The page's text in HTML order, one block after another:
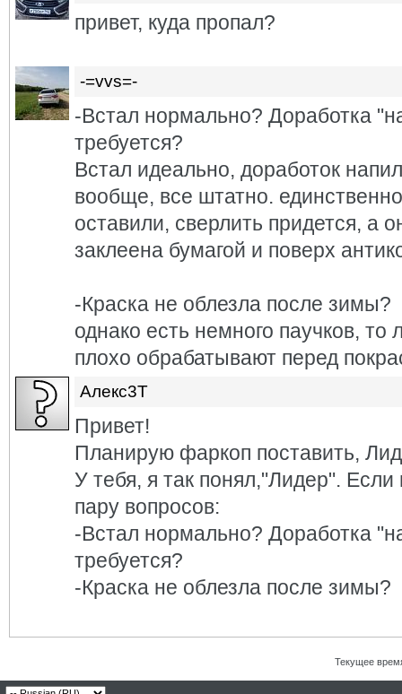
привет, куда пропал?
-=vvs=-
-Встал нормально? Доработка
требуется?
Встал идеально, доработок
вообще, все штатно.
оставили, сверлить придется, а
заклеена бумагой и поверх
-Краска не облезла после зимы?
однако есть немного паучков, то
плохо обрабатывают перед
Алекс3Т
Привет!
Планирую фаркоп поставить,
У тебя, я так понял,"Лидер". Если
пару вопросов:
-Встал нормально? Доработка
требуется?
-Краска не облезла после зимы?
Текущее